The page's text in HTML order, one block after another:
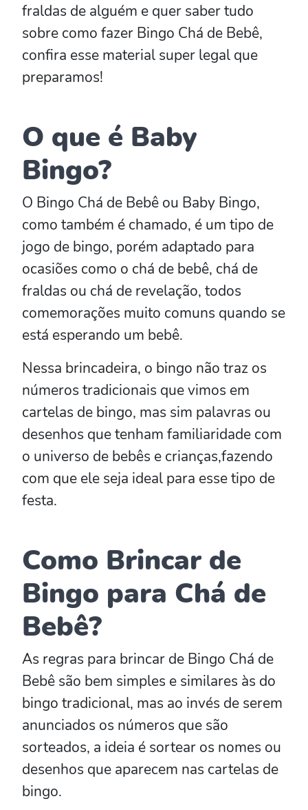
fraldas de alguém e quer saber tudo
sobre como fazer Bingo Chá de Bebê,
confira esse material super legal que
preparamos!
O que é Baby
Bingo?
O Bingo Chá de Bebê ou Baby Bingo,
como também é chamado, é um tipo de
jogo de bingo, porém adaptado para
ocasiões como o chá de bebê, chá de
fraldas ou chá de revelação, todos
comemorações muito comuns quando se
está esperando um bebê.
Nessa brincadeira, o bingo não traz os
números tradicionais que vimos em
cartelas de bingo, mas sim palavras ou
desenhos que tenham familiaridade com
o universo de bebês e crianças,fazendo
com que ele seja ideal para esse tipo de
festa.
Como Brincar de
Bingo para Chá de
Bebê?
As regras para brincar de Bingo Chá de
Bebê são bem simples e similares às do
bingo tradicional, mas ao invés de serem
anunciados os números que são
sorteados, a ideia é sortear os nomes ou
desenhos que aparecem nas cartelas de
bingo.